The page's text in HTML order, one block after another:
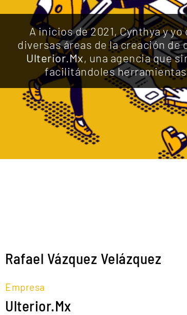
A inicios de 2021, Cynthya y
diversas áreas de la creación
Ulterior.Mx, una agencia que
facilitándoles
Rafael Vázquez Velázquez
Empresa
Ulterior.Mx